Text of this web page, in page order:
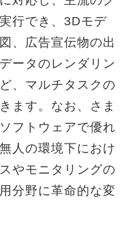
行でき、3Dモデ
、広告宣伝物の出
ータのレンダリン
、マルチタスクの
ます。なお、さま
フトウェアで優れ
人の環境下におけ
やモニタリングの
分野に革命的な変